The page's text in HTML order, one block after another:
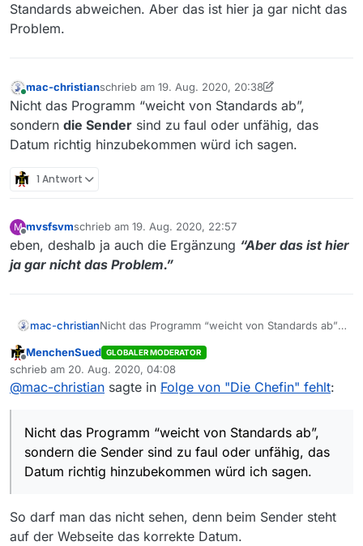
Standards abweichen. Aber das ist hier ja gar nicht das
Problem.
Online
mac-christianschrieb am 19. Aug. 2020, 20:38
zuletzt editiert von mac-christian
Nicht das Programm “weicht von Standards ab”,
sondern die Sender sind zu faul oder unfähig, das
Datum richtig hinzubekommen würd ich sagen.
1 Antwort
M
Offline
mvsfsvmschrieb am 19. Aug. 2020, 22:57
zuletzt editiert von
eben, deshalb ja auch die Ergänzung “Aber das ist hier
ja gar nicht das Problem.”
mac-christianNicht das Programm “weicht von Standards ab”,
das Datum richtig hinzubekommen würd ich
sagen.
Offline
MenchenSued GLOBALER MODERATOR
schrieb am 20. Aug. 2020, 04:08
zuletzt editiert von
@mac-christian sagte in Folge von "Die Chefin" fehlt:
Nicht das Programm “weicht von Standards ab”,
sondern die Sender sind zu faul oder unfähig, das
Datum richtig hinzubekommen würd ich sagen.
So darf man das nicht sehen, denn beim Sender steht
auf der Webseite das korrekte Datum.